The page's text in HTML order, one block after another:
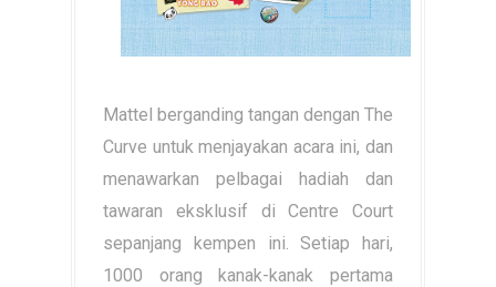
Mattel berganding tangan dengan The
Curve untuk menjayakan acara ini, dan
menawarkan pelbagai hadiah dan
tawaran eksklusif di Centre Court
sepanjang kempen ini. Setiap hari,
1000 orang kanak-kanak pertama